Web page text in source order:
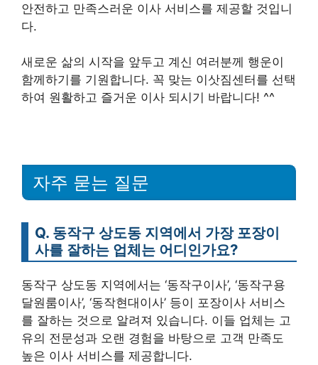
안전하고 만족스러운 이사 서비스를 제공할 것입니
다.
새로운 삶의 시작을 앞두고 계신 여러분께 행운이
함께하기를 기원합니다. 꼭 맞는 이삿짐센터를 선택
하여 원활하고 즐거운 이사 되시기 바랍니다! ^^
자주 묻는 질문
Q. 동작구 상도동 지역에서 가장 포장이
사를 잘하는 업체는 어디인가요?
동작구 상도동 지역에서는 ‘동작구이사’, ‘동작구용
달원룸이사’, ‘동작현대이사’ 등이 포장이사 서비스
를 잘하는 것으로 알려져 있습니다. 이들 업체는 고
유의 전문성과 오랜 경험을 바탕으로 고객 만족도
높은 이사 서비스를 제공합니다.